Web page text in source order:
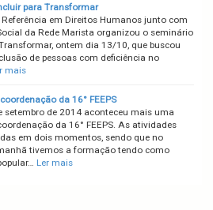
para Transformar
Referência em Direitos Humanos junto com
da Rede Marista organizou o seminário
ontem dia 13/10, que buscou
de pessoas com deficiência no
mais
da 16° FEEPS
setembro de 2014 aconteceu mais uma
da 16° FEEPS. As atividades
em dois momentos, sendo que no
tivemos a formação tendo como
Ler mais